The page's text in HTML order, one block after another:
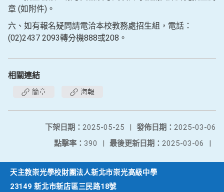
章 (如附件)。
六、如有報名疑問請電洽本校教務處招生組，電話：
(02)2437 2093轉分機888或208。
相關連結
簡章 海報
發佈日期： 2025-03-06
下架日期： 2025-05-25
|
最後更新日期： 2025-03-06 |
點擊率： 390 |
天主教崇光學校財團法人新北市崇光高級中學
23149 新北市新店區三民路18號